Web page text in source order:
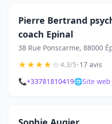
Pierre Bertrand
coach Epinal
38 Rue Ponscarme, 88000
★★★★☆4.3/5•17 avis
📞+33781810419🌐Site web